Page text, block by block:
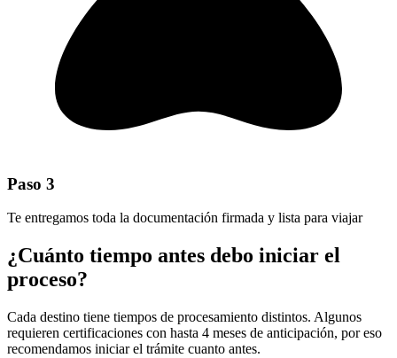
Paso 3
Te entregamos toda la documentación firmada y lista para viajar
¿Cuánto tiempo antes debo iniciar el
proceso?
Cada destino tiene tiempos de procesamiento distintos. Algunos
requieren certificaciones con hasta 4 meses de anticipación, por eso
recomendamos iniciar el trámite cuanto antes.